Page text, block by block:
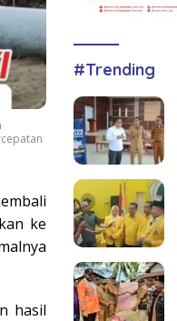
ke
hasil
#Trending